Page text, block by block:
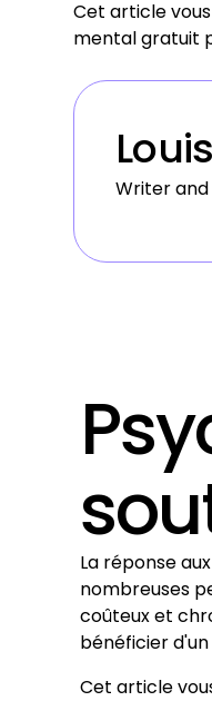
Cet article
mental gratuit
Writer and
La réponse
nombreuses
coûteux et
bénéficier
Cet article